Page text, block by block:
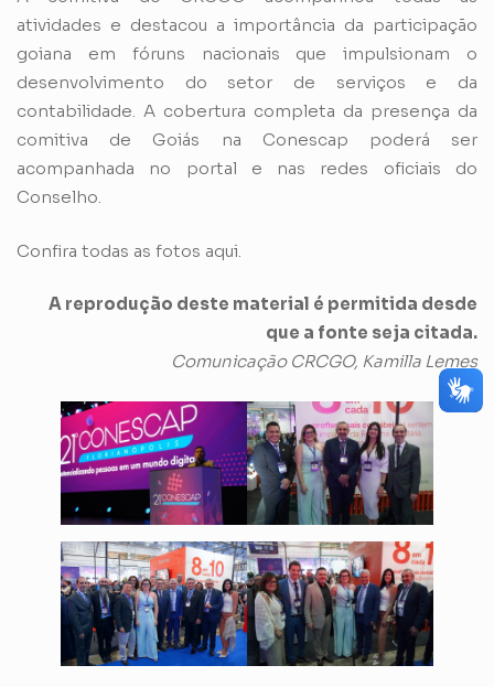
atividades e destacou a importância da participação
goiana em fóruns nacionais que impulsionam o
desenvolvimento do setor de serviços e da
contabilidade. A cobertura completa da presença da
comitiva de Goiás na Conescap poderá ser
acompanhada no portal e nas redes oficiais do
Conselho.
Confira todas as fotos aqui.
A reprodução deste material é permitida desde
que a fonte seja citada.
Comunicação CRCGO, Kamilla Lemes